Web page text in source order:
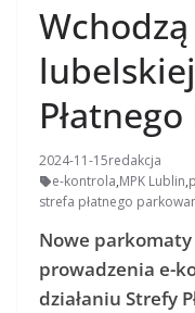
2024-11-15redakcja
e-kontrola,MPK Lublin,
strefa płatnego
Nowe
prowadzenia e-
działaniu Strefy